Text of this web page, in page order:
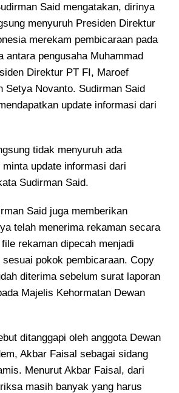
Said mengatakan, dirinya
menyuruh Presiden Direktur
merekam pembicaraan pada
antara pengusaha Muhammad
Direktur PT FI, Maroef
Setya Novanto. Sudirman Said
update informasi dari
tidak menyuruh ada
minta update informasi dari
Sudirman Said.
Said juga memberikan
telah menerima rekaman secara
rekaman dipecah menjadi
sesuai pokok pembicaraan. Copy
diterima sebelum surat laporan
Majelis Kehormatan Dewan
ditanggapi oleh anggota Dewan
Akbar Faisal sebagai sidang
Menurut Akbar Faisal, dari
masih banyak yang harus